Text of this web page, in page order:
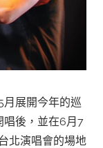
月展開今年的巡
唱後，並在6月7
北演唱會的場地